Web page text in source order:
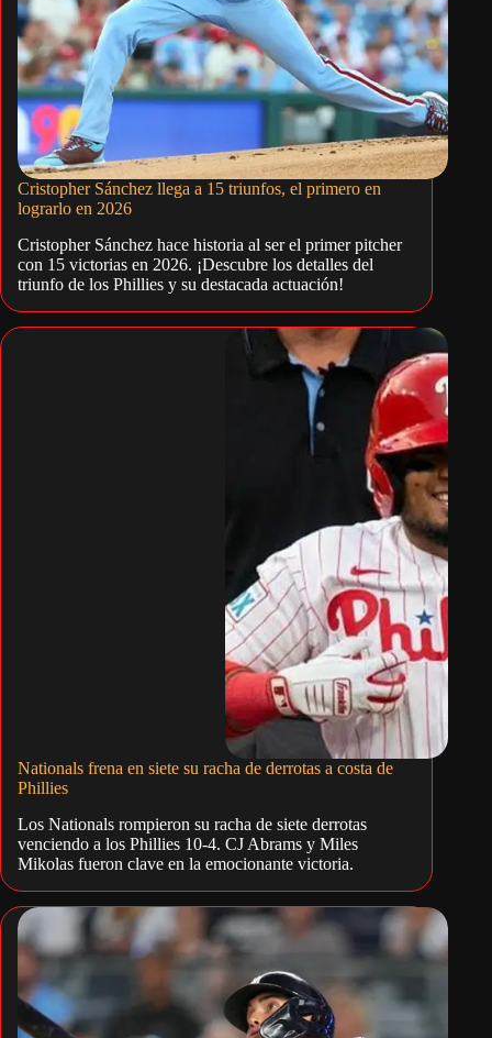
Cristopher Sánchez llega a 15 triunfos, el primero en
lograrlo en 2026
Cristopher Sánchez hace historia al ser el primer pitcher
con 15 victorias en 2026. ¡Descubre los detalles del
triunfo de los Phillies y su destacada actuación!
Nationals frena en siete su racha de derrotas a costa de
Phillies
Los Nationals rompieron su racha de siete derrotas
venciendo a los Phillies 10-4. CJ Abrams y Miles
Mikolas fueron clave en la emocionante victoria.